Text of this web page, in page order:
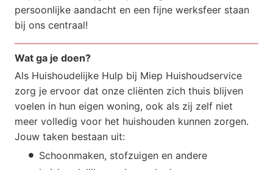
persoonlijke aandacht en een fijne werksfeer staan
bij ons centraal!
Wat ga je doen?
Als Huishoudelijke Hulp bij Miep Huishoudservice
zorg je ervoor dat onze cliënten zich thuis blijven
voelen in hun eigen woning, ook als zij zelf niet
meer volledig voor het huishouden kunnen zorgen.
Jouw taken bestaan uit:
Schoonmaken, stofzuigen en andere